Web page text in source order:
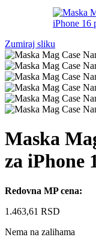
Zumiraj sliku
Maska
za iPhone
Redovna MP cena:
1.463,61 RSD
Nema na zalihama